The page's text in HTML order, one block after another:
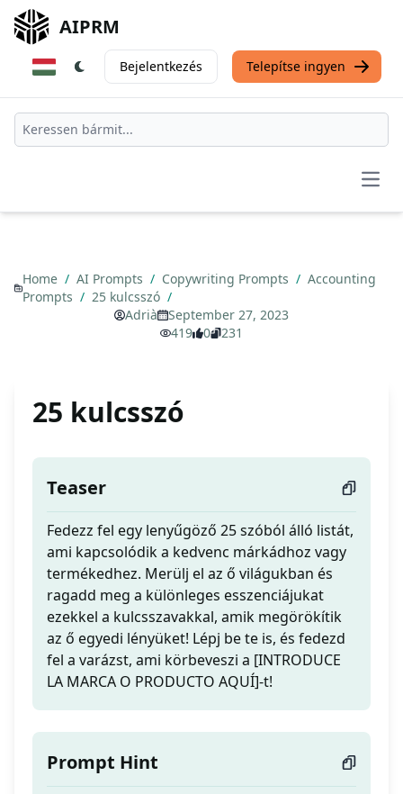
AIPRM
Bejelentkezés Telepítse ingyen
Home / AI Prompts / Copywriting Prompts / Accounting
Prompts / 25 kulcsszó /
Adrià
September 27, 2023
419
0 231
25 kulcsszó
Teaser
Fedezz fel egy lenyűgöző 25 szóból álló listát,
ami kapcsolódik a kedvenc márkádhoz vagy
termékedhez. Merülj el az ő világukban és
ragadd meg a különleges esszenciájukat
ezekkel a kulcsszavakkal, amik megörökítik
az ő egyedi lényüket! Lépj be te is, és fedezd
fel a varázst, ami körbeveszi a [INTRODUCE
LA MARCA O PRODUCTO AQUÍ]-t!
Prompt Hint